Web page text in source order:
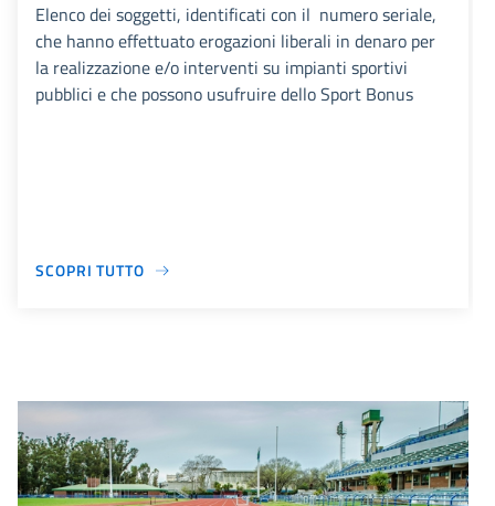
Elenco dei soggetti, identificati con il numero seriale,
che hanno effettuato erogazioni liberali in denaro per
la realizzazione e/o interventi su impianti sportivi
pubblici e che possono usufruire dello Sport Bonus
SCOPRI TUTTO